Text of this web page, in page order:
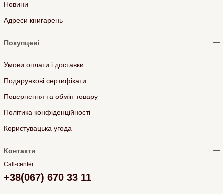
Новини
Адреси книгарень
Покупцеві
Умови оплати і доставки
Подарункові сертифікати
Повернення та обмін товару
Політика конфіденційності
Користувацька угода
Контакти
Call-center
+38(067) 670 33 11